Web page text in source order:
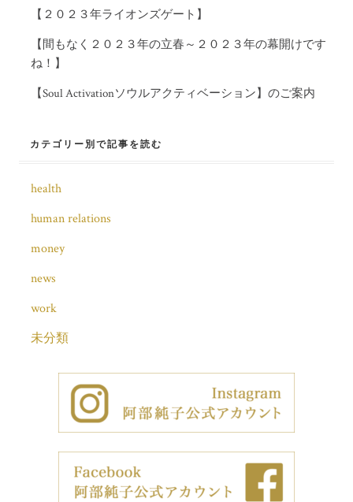
【２０２３年ライオンズゲート】
【間もなく２０２３年の立春～２０２３年の幕開けです
ね！】
【Soul Activationソウルアクティベーション】のご案内
カテゴリー別で記事を読む
health
human relations
money
news
work
未分類